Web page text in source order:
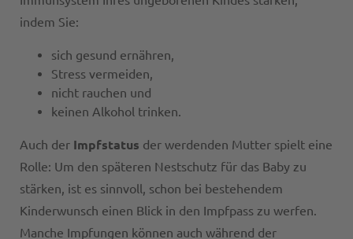
indem Sie:
sich gesund ernähren,
Stress vermeiden,
nicht rauchen und
keinen Alkohol trinken.
Auch der Impfstatus der werdenden Mutter spielt eine
Rolle: Um den späteren Nestschutz für das Baby zu
stärken, ist es sinnvoll, schon bei bestehendem
Kinderwunsch einen Blick in den Impfpass zu werfen.
Manche Impfungen können auch während der